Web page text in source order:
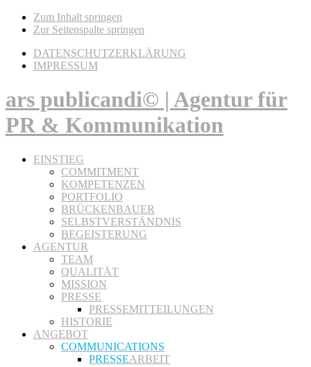
Zum Inhalt springen
Zur Seitenspalte springen
DATENSCHUTZERKLÄRUNG
IMPRESSUM
ars publicandi© | Agentur für
PR & Kommunikation
EINSTIEG
COMMITMENT
KOMPETENZEN
PORTFOLIO
BRÜCKENBAUER
SELBSTVERSTÄNDNIS
BEGEISTERUNG
AGENTUR
TEAM
QUALITÄT
MISSION
PRESSE
PRESSEMITTEILUNGEN
HISTORIE
ANGEBOT
COMMUNICATIONS
PRESSEARBEIT